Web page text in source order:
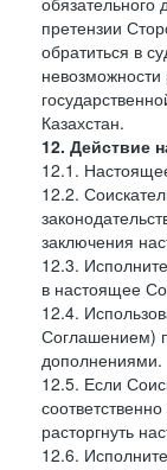
претензии
обратиться в
Казахстан.
12. Действие
12.1.
12.2.
заключения
12.3.
в настоящее
12.4.
Соглашением)
дополнениями.
12.5. Если
расторгнуть
12.6.